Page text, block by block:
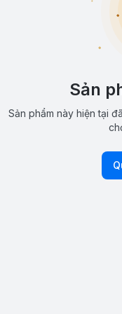
Sản
Sản phẩm này hiện tại